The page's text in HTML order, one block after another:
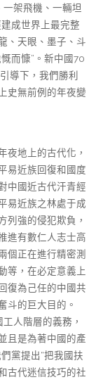
架飛機、一輛坦
成世界上最完整
、天眼、墨子、斗
而慷”。新中國70
導下，我們勝利
史無前例的年夜變
地上的古代化，
易近族回復和國度
中國近古代汗青經
易近族之林處于成
列強的侵犯欺負，
進有數仁人志士高
個正在進行精密測
等，在必定意義上
復為己任的中國共
斗的巨大目的。
工人階層的義務，
且是為著中國的產
黨提出“把我國扶
古代迷信技巧的社